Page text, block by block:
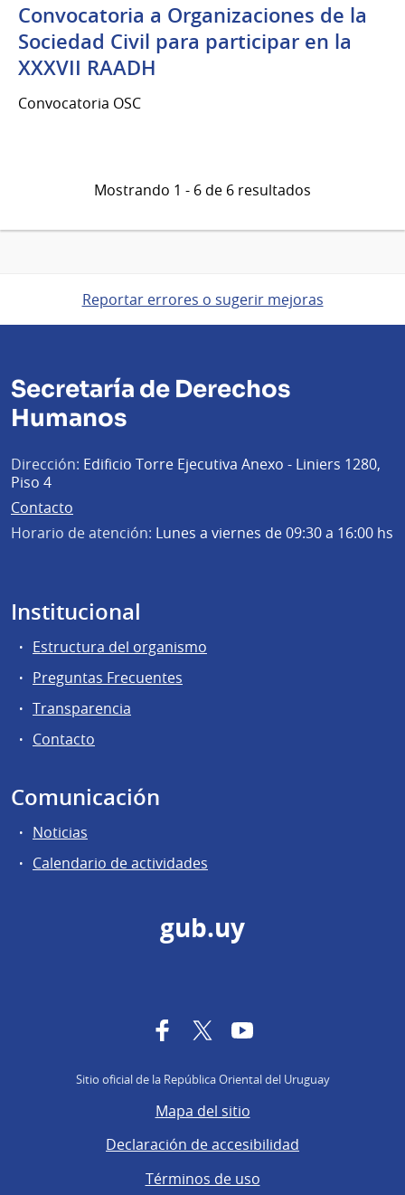
Convocatoria a Organizaciones de la
Sociedad Civil para participar en la
XXXVII RAADH
Convocatoria OSC
Mostrando 1 - 6 de 6 resultados
Reportar errores o sugerir mejoras
Secretaría de Derechos
Humanos
Dirección: Edificio Torre Ejecutiva Anexo - Liniers 1280,
Piso 4
Contacto
Horario de atención: Lunes a viernes de 09:30 a 16:00 hs
Institucional
Estructura del organismo
Preguntas Frecuentes
Transparencia
Contacto
Comunicación
Noticias
Calendario de actividades
gub.uy
FacebookTwitterYouTube
Sitio oficial de la República Oriental del Uruguay
Mapa del sitio
Declaración de accesibilidad
Términos de uso